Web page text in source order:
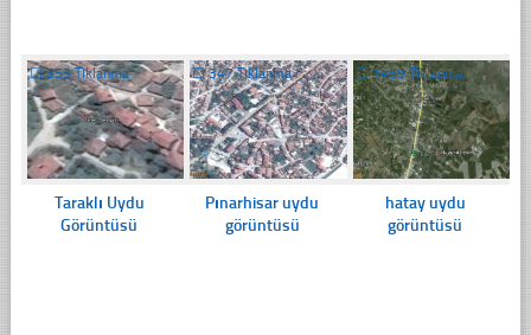
☐353 Tıklanma
Taraklı Uydu
Görüntüsü
☐347 Tıklanma
Pınarhisar uydu
görüntüsü
☐1469 Tıklanma
hatay uydu
görüntüsü